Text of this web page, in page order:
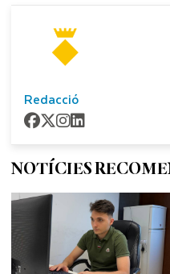
Redacció
NOTÍCIES